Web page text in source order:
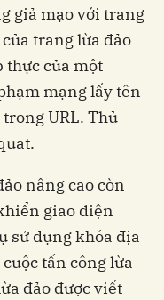
giả mạo với trang
trang lừa đảo
thực của một
mạng lấy tên
URL. Thủ
nâng cao còn
giao diện
sử dụng khóa địa
tấn công lừa
đảo được viết